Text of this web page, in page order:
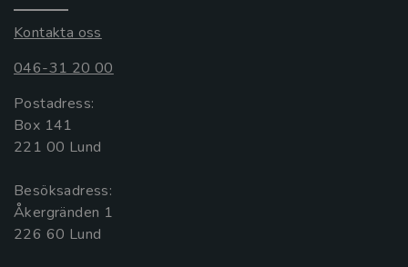
Kontakta oss
046-31 20 00
Postadress:
Box 141
221 00 Lund
Besöksadress:
Åkergränden 1